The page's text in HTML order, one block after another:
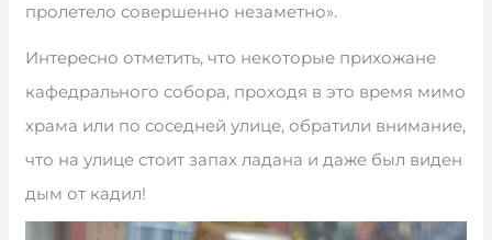
пролетело совершенно незаметно».
Интересно отметить, что некоторые прихожане
кафедрального собора, проходя в это время мимо
храма или по соседней улице, обратили внимание,
что на улице стоит запах ладана и даже был виден
дым от кадил!